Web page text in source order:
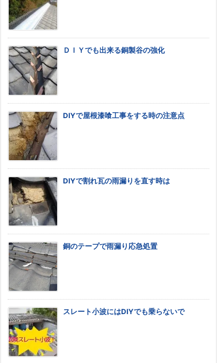
ＤＩＹでも出来る銅製谷の強化
DIYで屋根漆喰工事をする時の注意点
DIYで割れ瓦の雨漏りを直す時は
銅のテープで雨漏り応急処置
スレート小波にはDIYでも乗らないで